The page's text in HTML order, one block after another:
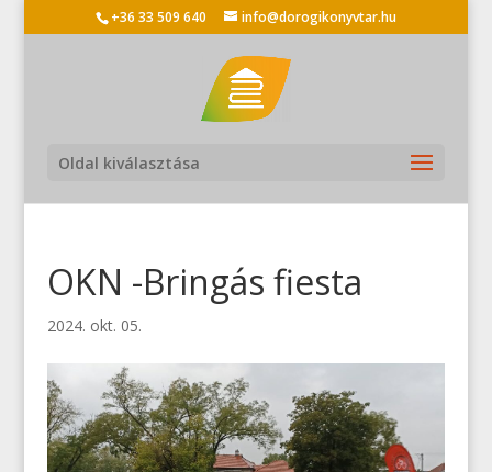
+36 33 509 640 info@dorogikonyvtar.hu
Oldal kiválasztása
OKN -Bringás fiesta
2024. okt. 05.